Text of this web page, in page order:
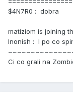
$4N7R0 : dobra
matiziom is joining
Inonish : I po co
Ci co grali na